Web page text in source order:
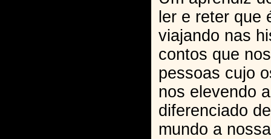
ler e reter que
viajando nas
contos que
pessoas cujo
nos elevendo
diferenciado
mundo a